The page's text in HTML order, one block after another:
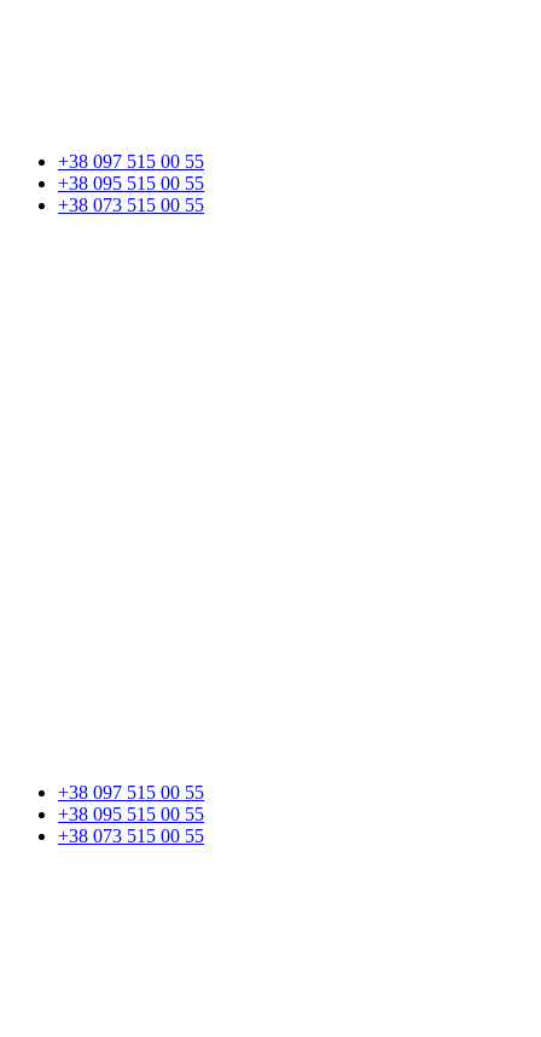
+38 097 515 00 55
+38 095 515 00 55
+38 073 515 00 55
+38 097 515 00 55
+38 095 515 00 55
+38 073 515 00 55